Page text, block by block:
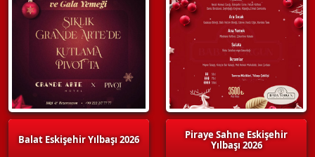
Balat Eskişehir Yılbaşı 2026
Piraye Sahne Eskişehir
Yılbaşı 2026